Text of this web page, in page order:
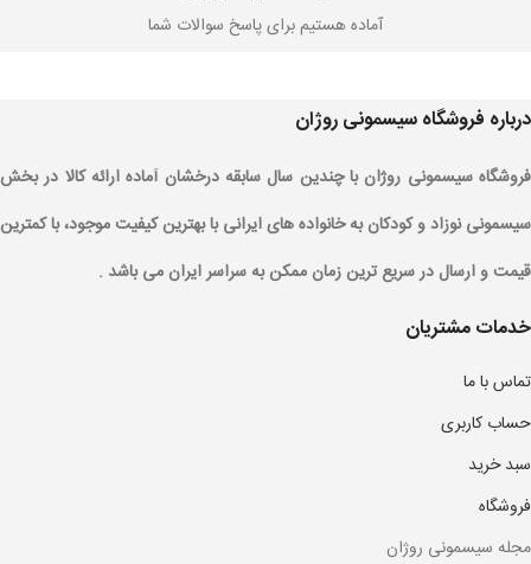
آماده هستیم برای پاسخ سوالات شما
درباره فروشگاه سیسمونی روژان
فروشگاه سیسمونی روژان با چندین سال سابقه درخشان آماده ارائه کالا در بخش
سیسمونی نوزاد و کودکان به خانواده های ایرانی با بهترین کیفیت موجود، با کمترین
قیمت و ارسال در سریع ترین زمان ممکن به سراسر ایران می باشد .
خدمات مشتریان
تماس با ما
حساب کاربری
سبد خرید
فروشگاه
مجله سیسمونی روژان